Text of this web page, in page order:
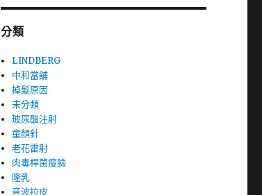
分類
LINDBERG
中和當舖
掉髮原因
未分類
玻尿酸注射
童顏針
老花雷射
肉毒桿菌瘦臉
隆乳
音波拉皮